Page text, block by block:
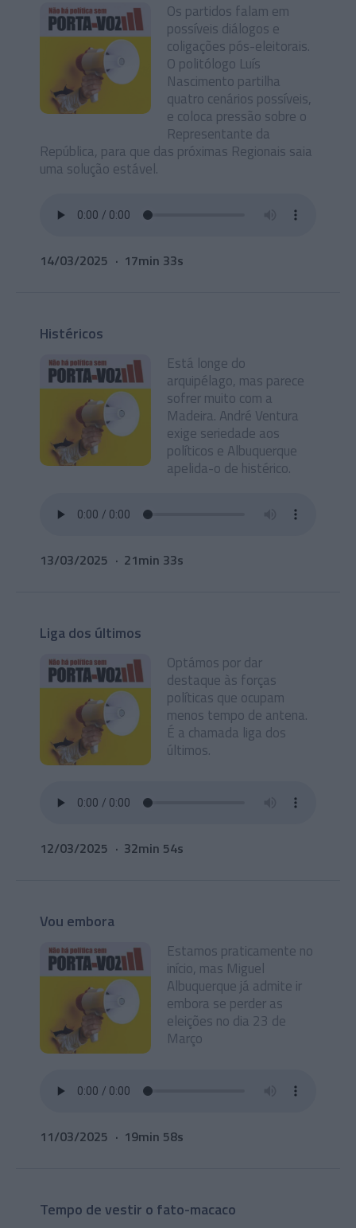
Os partidos falam em
possíveis diálogos e
coligações pós-eleitorais.
O politólogo Luís
Nascimento partilha
quatro cenários possíveis,
e coloca pressão sobre o
Representante da
República, para que das próximas Regionais saia
uma solução estável.
14/03/2025 17min 33s
Histéricos
Está longe do
arquipélago, mas parece
sofrer muito com a
Madeira. André Ventura
exige seriedade aos
políticos e Albuquerque
apelida-o de histérico.
13/03/2025 21min 33s
Liga dos últimos
Optámos por dar
destaque às forças
políticas que ocupam
menos tempo de antena.
É a chamada liga dos
últimos.
12/03/2025 32min 54s
Vou embora
Estamos praticamente no
início, mas Miguel
Albuquerque já admite ir
embora se perder as
eleições no dia 23 de
Março
11/03/2025 19min 58s
Tempo de vestir o fato-macaco